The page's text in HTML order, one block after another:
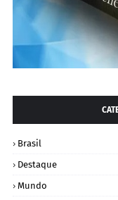
Brasil
Destaque
Mundo